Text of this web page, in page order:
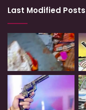
Last Modified Posts